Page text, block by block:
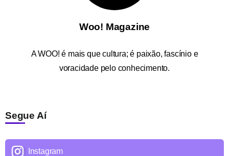
Woo! Magazine
AWOO! é mais que cultura; é paixão, fascínio e
voracidade pelo conhecimento.
Segue Aí
Instagram